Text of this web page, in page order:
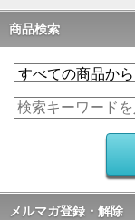
商品検索
メルマガ登録・解除